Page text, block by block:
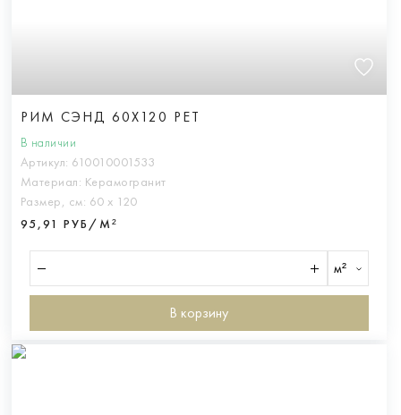
РИМ СЭНД 60X120 РЕТ
В наличии
Артикул: 610010001533
Материал: Керамогранит
Размер, см: 60 х 120
95,91 РУБ/М²
м²
В корзину